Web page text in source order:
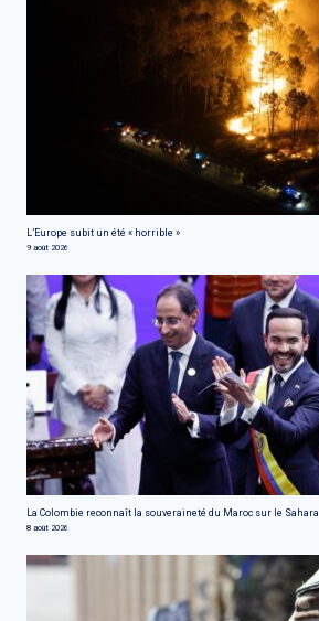
L’Europe subit un été « horrible »
9 août 2026
La Colombie reconnaît la souveraineté du Maroc sur le Sahara
8 août 2026